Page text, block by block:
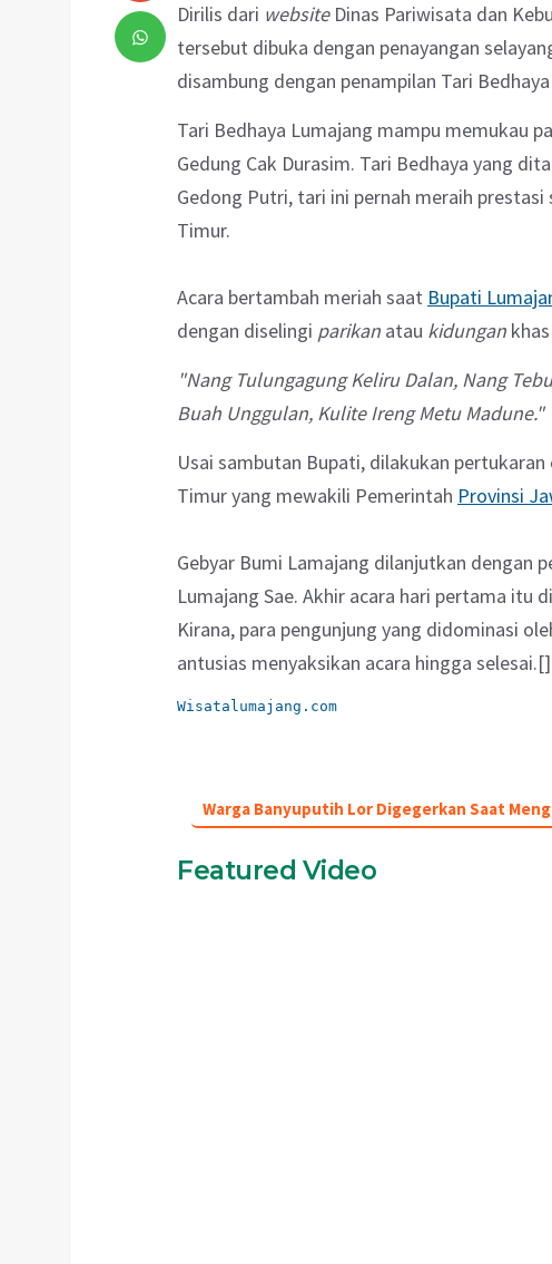
Dirilis dari websiteDinas Pariwisata dan
tersebut dibuka dengan penayangan
disambung dengan penampilan Tari
Tari Bedhaya Lumajang mampu memukau
Gedung Cak Durasim. Tari Bedhaya yang
Gedong Putri, tari ini pernah meraih
Timur.
Acara bertambah meriah saat Bupati
dengan diselingi parikan atau kidungan
"Nang Tulungagung Keliru Dalan, Nang
Buah Unggulan, Kulite Ireng Metu Madune."
Usai sambutan Bupati, dilakukan
Timur yang mewakili Pemerintah Provinsi
Gebyar Bumi Lamajang dilanjutkan dengan
Lumajang Sae. Akhir acara hari pertama itu
Kirana, para pengunjung yang didominasi
antusias menyaksikan acara hingga selesai.[]
Wisatalumajang.com
Warga Banyuputih Lor Digegerkan Saat
Featured Video